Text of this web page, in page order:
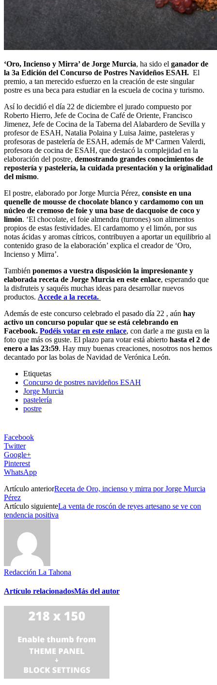
‘Oro, Incienso y Mirra’ de Jorge Murcia, ha sido el ganador de
la 3a Edición del Concurso de Postres Navideños ESAH. El
premio, a tan merecido esfuerzo en la creación de este singular
postre es una beca para estudiar en la escuela de cocina y turismo.
Así lo decidió el día 22 de diciembre el jurado compuesto por
Roberto Hierro, Jefe de Cocina de Café de Oriente, Francisco
Jimenez, Jefe de Cocina de la Taberna del Alabardero de Sevilla y
profesor de ESAH, Natalia Polaina y Luisa Jaime, pasteleras y
profesoras de pastelería de ESAH, además de Mª Carmen Valerdi,
profesora de cocina de ESAH, que destacó la complejidad en la
elaboración del postre, demostrando grandes conocimientos de
repostería y pastelería, la cuidada presentación y la originalidad
del mismo.
El postre, elaborado por Jorge Murcia Pérez, consiste en una
quenelle de mousse de chocolate blanco y cardamomo con un
núcleo de cremoso de foie y una base de dacquoise de coco y
limón. ‘El chocolate, el foie almendra (turrones) son alimentos
propios de estas festividades. El cardamomo y el limón, por sus
notas ácidas y aromas cítricos, contribuyen a aportar un equilibrio al
contenido graso de la elaboración’ explica el creador de ‘Oro,
Incienso y Mirra’.
También ponemos a vuestra disposición la impresionante y
elaborada receta de Jorge Murcia en este enlace, esperando que
la disfruteis y saquéis muchas ideas para desarrollar nuevos
productos. Accede a la receta.
Además de este concurso celebrado el pasado día 22 , aún hay
activo un concurso popular que se está celebrando en
Facebook. Podéis votar en este enlace, con darle a me gusta en la
foto que más os guste. El plazo para votar está abierto hasta el 2 de
enero a las 23:59. Hay muy buenas creaciones, nosotros nos hemos
decantado por las bolas de Navidad de Verónica León.
Etiquetas
Concurso de postres navideños ESAH
Jorge Murcia
pastelería
postre
Facebook
Twitter
Google+
Pinterest
WhatsApp
Artículo anteriorReceta de Oro, incienso y mirra por Jorge Murcia
Pérez
Artículo siguienteLa venta de roscón de reyes artesano se ve con
tendencia positiva
Redacción La Tahona
Artículo relacionadosMás del autor